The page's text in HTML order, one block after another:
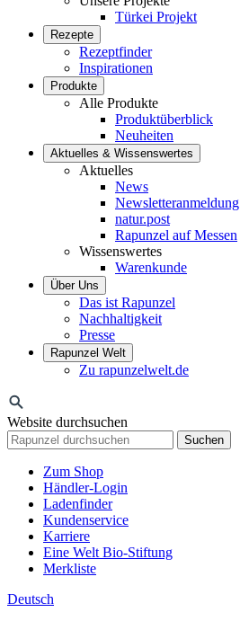
Türkei Projekt
Rezepte
Rezeptfinder
Inspirationen
Produkte
Alle Produkte
Produktüberblick
Neuheiten
Aktuelles & Wissenswertes
Aktuelles
News
Newsletteranmeldung
natur.post
Rapunzel auf Messen
Wissenswertes
Warenkunde
Über Uns
Das ist Rapunzel
Nachhaltigkeit
Presse
Rapunzel Welt
Zu rapunzelwelt.de
Website durchsuchen
Suchen
Zum Shop
Händler-Login
Ladenfinder
Kundenservice
Karriere
Eine Welt Bio-Stiftung
Merkliste
Deutsch